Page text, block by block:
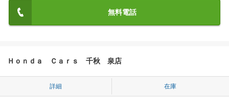
無料電話
Ｈｏｎｄａ Ｃａｒｓ 千秋 泉店
詳細 在庫